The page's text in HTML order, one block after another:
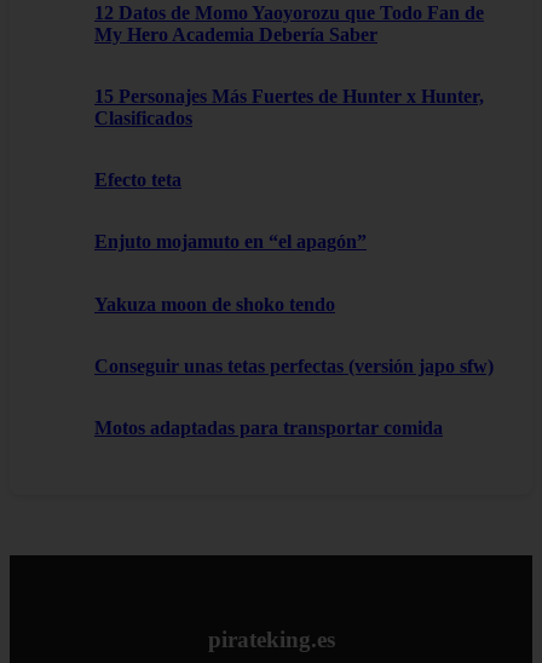
12 Datos de Momo Yaoyorozu que Todo Fan de
My Hero Academia Debería Saber
15 Personajes Más Fuertes de Hunter x Hunter,
Clasificados
Efecto teta
Enjuto mojamuto en “el apagón”
Yakuza moon de shoko tendo
Conseguir unas tetas perfectas (versión japo sfw)
Motos adaptadas para transportar comida
pirateking.es